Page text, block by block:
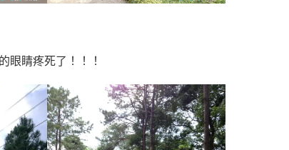
眼睛疼死了！！！